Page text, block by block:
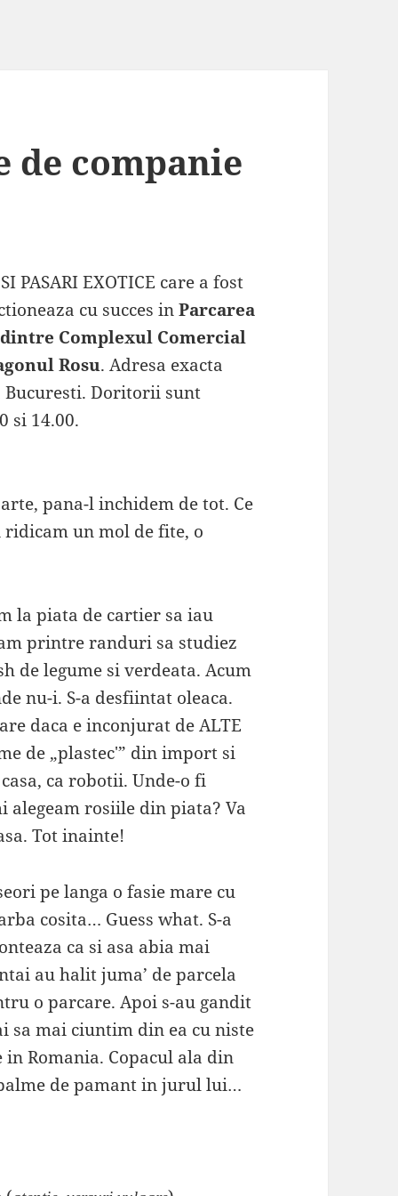
de companie
PASARI EXOTICE care a fost
cu succes inParcarea
Complexul Comercial
Rosu. Adresa exacta
Bucuresti. Doritorii sunt
si 14.00.
pana-l inchidem de tot. Ce
un mol de fite, o
la piata de cartier sa iau
printre randuri sa studiez
de legume si verdeata. Acum
nu-i. S-a desfiintat oleaca.
daca e inconjurat de ALTE
de „plastec'” din import si
ca robotii. Unde-o fi
alegeam rosiile din piata? Va
Tot inainte!
pe langa o fasie mare cu
cosita… Guess what. S-a
ca si asa abia mai
au halit juma’ de parcela
o parcare. Apoi s-au gandit
sa mai ciuntim din ea cu niste
Romania. Copacul ala din
de pamant in jurul lui…